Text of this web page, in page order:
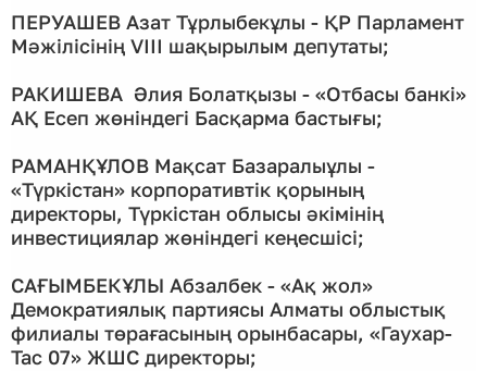
ПЕРУАШЕВ Азат Тұрлыбекұлы - ҚР Парламент
Мәжілісінің VIІI шақырылым депутаты;
РАКИШЕВА Әлия Болатқызы - «Отбасы банкі»
АҚ Есеп жөніндегі Басқарма бастығы;
РАМАНҚҰЛОВ Мақсат Базаралыұлы -
«Түркістан» корпоративтік қорының
директоры, Түркістан облысы әкімінің
инвестициялар жөніндегі кеңесшісі;
САҒЫМБЕКҰЛЫ Абзалбек - «Ақ жол»
Демократиялық партиясы Алматы облыстық
филиалы төрағасының орынбасары, «Гаухар-
Тас 07» ЖШС директоры;